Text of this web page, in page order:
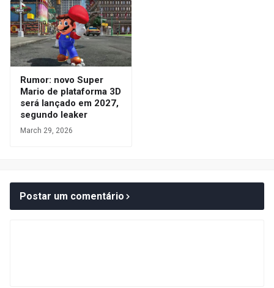
Rumor: novo Super
Mario de plataforma 3D
será lançado em 2027,
segundo leaker
March 29, 2026
Postar um comentário